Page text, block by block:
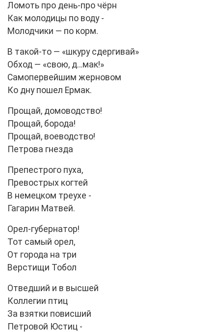
Ломоть про день-про чёрн
Как молодицы по воду -
Молодчики — по корм.
В такой-то — «шкуру сдергивай»
Обход — «свою, д…мак!»
Самопервейшим жерновом
Ко дну пошел Ермак.
Прощай, домоводство!
Прощай, борода!
Прощай, воеводство!
Петрова гнезда
Препестрого пуха,
Превострых когтей
В немецком треухе -
Гагарин Матвей.
Орел-губернатор!
Тот самый орел,
От города на три
Верстищи Тобол
Отведший и в высшей
Коллегии птиц
За взятки повисший
Петровой Юстиц -